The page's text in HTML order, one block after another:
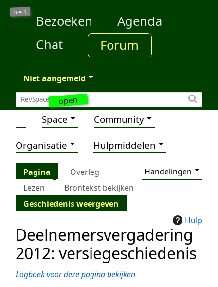
open
n = 1
Bezoeken
Agenda
Chat
Forum
Niet aangemeld
Space Community
Organisatie Hulpmiddelen
Pagina Overleg
Handelingen
Lezen
Brontekst bekijken
Geschiedenis weergeven
Hulp
Deelnemersvergadering
2012: versiegeschiedenis
Logboek voor deze pagina bekijken